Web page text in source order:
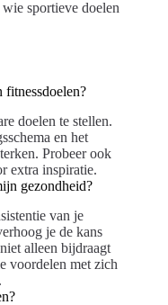
sportieve doelen
doelen te stellen.
en het
Probeer ook
extra inspiratie.
gezondheid?
van je
je de kans
alleen bijdraagt
voordelen met zich